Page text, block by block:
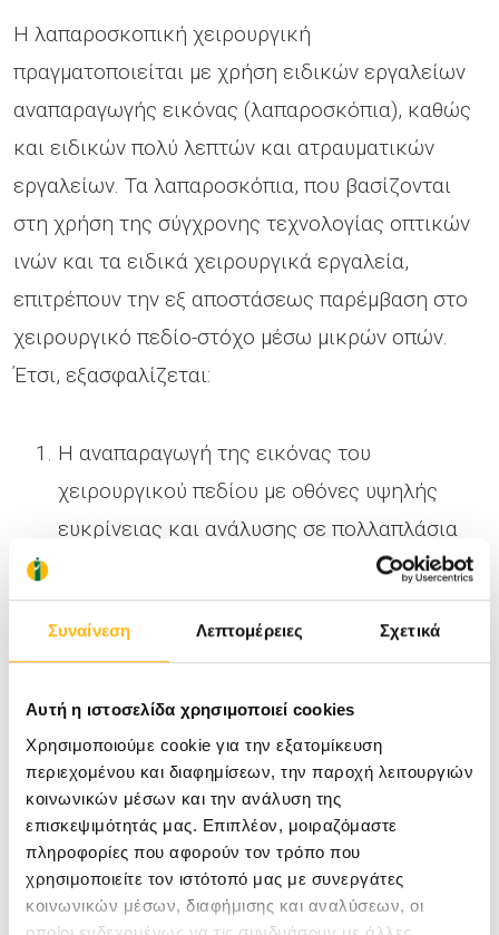
Συναίνεση Λεπτομέρειες Σχετικά
Αυτή η ιστοσελίδα χρησιμοποιεί cookies
Χρησιμοποιούμε cookie για την εξατομίκευση
περιεχομένου και διαφημίσεων, την παροχή λειτουργιών
κοινωνικών μέσων και την ανάλυση της
επισκεψιμότητάς μας. Επιπλέον, μοιραζόμαστε
πληροφορίες που αφορούν τον τρόπο που
χρησιμοποιείτε τον ιστότοπό μας με συνεργάτες
κοινωνικών μέσων, διαφήμισης και αναλύσεων, οι
Η λαπαροσκοπική χειρουργική
πραγματοποιείται με χρήση ειδικών εργαλείων
αναπαραγωγής εικόνας (λαπαροσκόπια), καθώς
και ειδικών πολύ λεπτών και ατραυματικών
εργαλείων. Τα λαπαροσκόπια, που βασίζονται
στη χρήση της σύγχρονης τεχνολογίας οπτικών
ινών και τα ειδικά χειρουργικά εργαλεία,
επιτρέπουν την εξ αποστάσεως παρέμβαση στο
χειρουργικό πεδίο-στόχο μέσω μικρών οπών.
Έτσι, εξασφαλίζεται:
Η αναπαραγωγή της εικόνας του
χειρουργικού πεδίου με οθόνες υψηλής
ευκρίνειας και ανάλυσης σε πολλαπλάσια
Η πραγματοποίηση της χειρουργικής
επέμβασης με εργαλεία πιο λεπτά και
ελαχιστοποίηση του τραύματος των
γειτονικών ιστών και την ελαχιστοποίηση
απώλειας αίματος.
Η αποτελεσματικότητα της ελάχιστα
επεμβατικής χειρουργικής είναι μικρότερη σε
σοβαρά νοσήματα όπως π.χ. ο καρκίνος;